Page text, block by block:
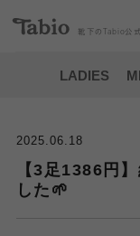
靴下の Tabio 公
LADIES
2025.06.18
【3足1386円
した🌱